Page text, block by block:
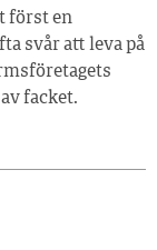
först en
svår att leva på
facket.